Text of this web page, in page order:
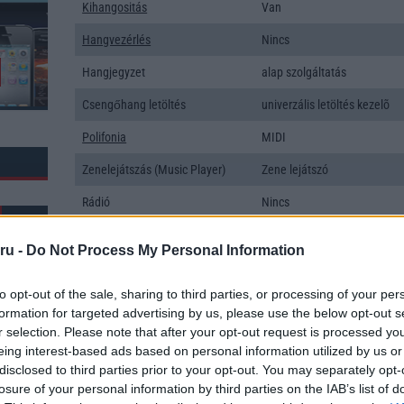
- Do Not Process My Personal Information
opt-out of the sale, sharing to third parties, or processing of your
for targeted advertising by us, please use the below opt-out
selection. Please note that after your opt-out request is processed
interest-based ads based on personal information utilized by us
to third parties prior to your opt-out. You may separately
of your personal information by third parties on the IAB’s list of
20
Kihangositás Van
Hangvezérlés Nincs
Hangjegyzet alap szolgáltatás
Csengőhang letöltés univerzális letöltés kezelõ
Polifonia MIDI
Zenelejátszás (Music Player) Zene lejátszó
Rádió Nincs
Video lejátszás 1080p HD lejátszó
MEMÓRIA ÉS TÁRHELY
Telefonkönyv db dinamikus